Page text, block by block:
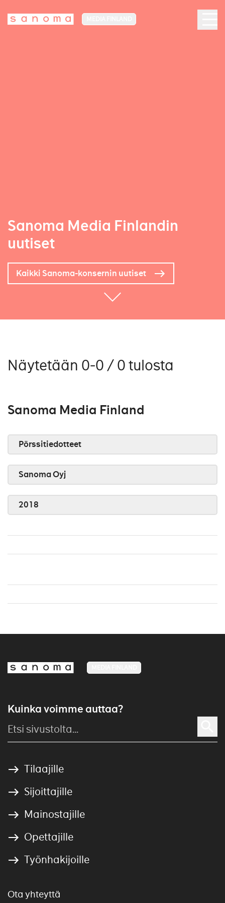
Sanoma Media Finlandin
uutiset
Kaikki Sanoma-konsernin uutiset
Näytetään 0-0 / 0 tulosta
Sanoma Media Finland
Pörssitiedotteet
Sanoma Oyj
2018
Kuinka voimme auttaa?
Tilaajille
Sijoittajille
Mainostajille
Opettajille
Työnhakijoille
Ota yhteyttä